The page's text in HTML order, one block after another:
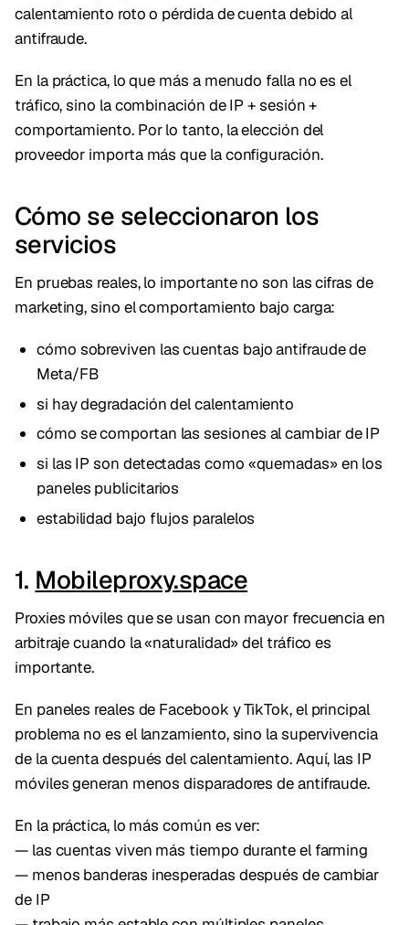
calentamiento roto o pérdida de cuenta debido al
antifraude.
En la práctica, lo que más a menudo falla no es el
tráfico, sino la combinación de IP + sesión +
comportamiento. Por lo tanto, la elección del
proveedor importa más que la configuración.
Cómo se seleccionaron los
servicios
En pruebas reales, lo importante no son las cifras de
marketing, sino el comportamiento bajo carga:
cómo sobreviven las cuentas bajo antifraude de
Meta/FB
si hay degradación del calentamiento
cómo se comportan las sesiones al cambiar de IP
si las IP son detectadas como «quemadas» en los
paneles publicitarios
estabilidad bajo flujos paralelos
1. Mobileproxy.space
Proxies móviles que se usan con mayor frecuencia en
arbitraje cuando la «naturalidad» del tráfico es
importante.
En paneles reales de Facebook y TikTok, el principal
problema no es el lanzamiento, sino la supervivencia
de la cuenta después del calentamiento. Aquí, las IP
móviles generan menos disparadores de antifraude.
En la práctica, lo más común es ver:
— las cuentas viven más tiempo durante el farming
— menos banderas inesperadas después de cambiar
de IP